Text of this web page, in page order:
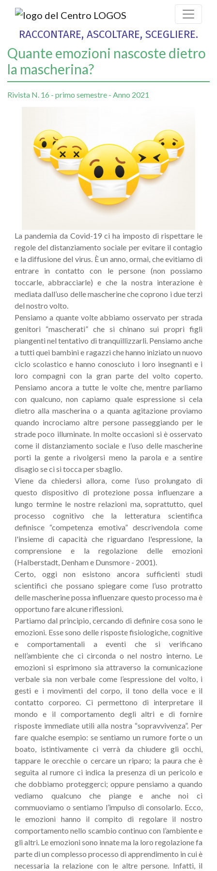
RACCONTARE, ASCOLTARE, SCEGLIERE.
Quante emozioni nascoste dietro
la mascherina?
Rivista N. 16 - primo semestre - Anno 2021
La pandemia da Covid-19 ci ha imposto di rispettare le
regole del distanziamento sociale per evitare il contagio
e la diffusione del virus. È un anno, ormai, che evitiamo di
entrare in contatto con le persone (non possiamo
toccarle, abbracciarle) e che la nostra interazione è
mediata dall’uso delle mascherine che coprono i due terzi
del nostro volto.
Pensiamo a quante volte abbiamo osservato per strada
genitori “mascherati” che si chinano sui propri figli
piangenti nel tentativo di tranquillizzarli. Pensiamo anche
a tutti quei bambini e ragazzi che hanno iniziato un nuovo
ciclo scolastico e hanno conosciuto i loro insegnanti e i
loro compagni con la gran parte del volto coperto.
Pensiamo ancora a tutte le volte che, mentre parliamo
con qualcuno, non capiamo quale espressione si cela
dietro alla mascherina o a quanta agitazione proviamo
quando incrociamo altre persone passeggiando per le
strade poco illuminate. In molte occasioni si è osservato
come il distanziamento sociale e l’uso delle mascherine
porti la gente a rivolgersi meno la parola e a sentire
disagio se ci si tocca per sbaglio.
Viene da chiedersi allora, come l’uso prolungato di
questo dispositivo di protezione possa influenzare a
lungo termine le nostre relazioni ma, soprattutto, quel
processo cognitivo che la letteratura scientifica
definisce “competenza emotiva” descrivendola come
l'insieme di capacità che riguardano l'espressione, la
comprensione e la regolazione delle emozioni
(Halberstadt, Denham e Dunsmore - 2001).
Certo, oggi non esistono ancora sufficienti studi
scientifici che possano spiegare come l’uso protratto
delle mascherine possa influenzare questo processo ma è
opportuno fare alcune riflessioni.
Partiamo dal principio, cercando di definire cosa sono le
emozioni. Esse sono delle risposte fisiologiche, cognitive
e comportamentali a eventi che si verificano
nell’ambiente che ci circonda o nel nostro interno. Le
emozioni si esprimono sia attraverso la comunicazione
verbale sia non verbale come l’espressione del volto, i
gesti e i movimenti del corpo, il tono della voce e il
contatto corporeo. Ci permettono di interpretare il
mondo e il comportamento degli altri e di fornire
risposte immediate utili alla nostra “sopravvivenza”. Per
fare qualche esempio: se sentiamo un rumore forte o un
boato, istintivamente ci verrà da chiudere gli occhi,
tappare le orecchie o cercare un riparo; la paura che è
seguita al rumore ci indica la presenza di un pericolo e
che dobbiamo proteggerci; oppure pensiamo a quando
vediamo qualcuno che piange e anche noi ci
commuoviamo o sentiamo l’impulso di consolarlo. Ecco,
le emozioni hanno il compito di regolare il nostro
comportamento nello scambio continuo con l’ambiente e
gli altri. Le emozioni sono innate ma la loro regolazione fa
parte di un complesso processo di apprendimento in cui è
necessaria la relazione con le altre persone. Infatti, il